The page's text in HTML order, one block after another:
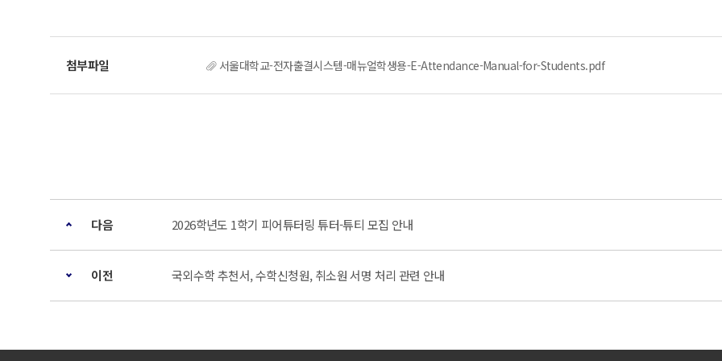
서울대학교-전자출결시스템-매뉴얼학생용-E-Attendance-Manual-for-Students.pdf
다음 2026학년도 1학기 피어튜터링 튜터-튜티 모집 안내
이전 국외수학 추천서, 수학신청원, 취소원 서명 처리 관련 안내